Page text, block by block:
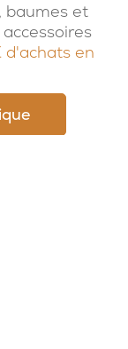
baumes et
en